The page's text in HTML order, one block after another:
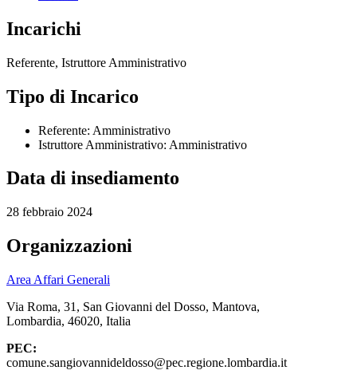
Incarichi
Referente, Istruttore Amministrativo
Tipo di Incarico
Referente: Amministrativo
Istruttore Amministrativo: Amministrativo
Data di insediamento
28 febbraio 2024
Organizzazioni
Area Affari Generali
Via Roma, 31, San Giovanni del Dosso, Mantova,
Lombardia, 46020, Italia
PEC:
comune.sangiovannideldosso@pec.regione.lombardia.it